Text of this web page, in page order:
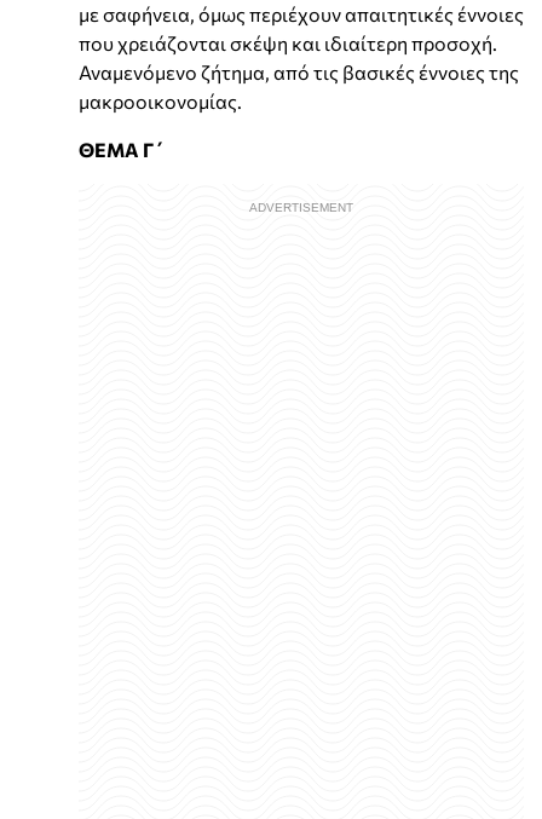
με σαφήνεια, όμως περιέχουν απαιτητικές έννοιες
που χρειάζονται σκέψη και ιδιαίτερη προσοχή.
Αναμενόμενο ζήτημα, από τις βασικές έννοιες της
μακροοικονομίας.
ΘΕΜΑ Γ΄